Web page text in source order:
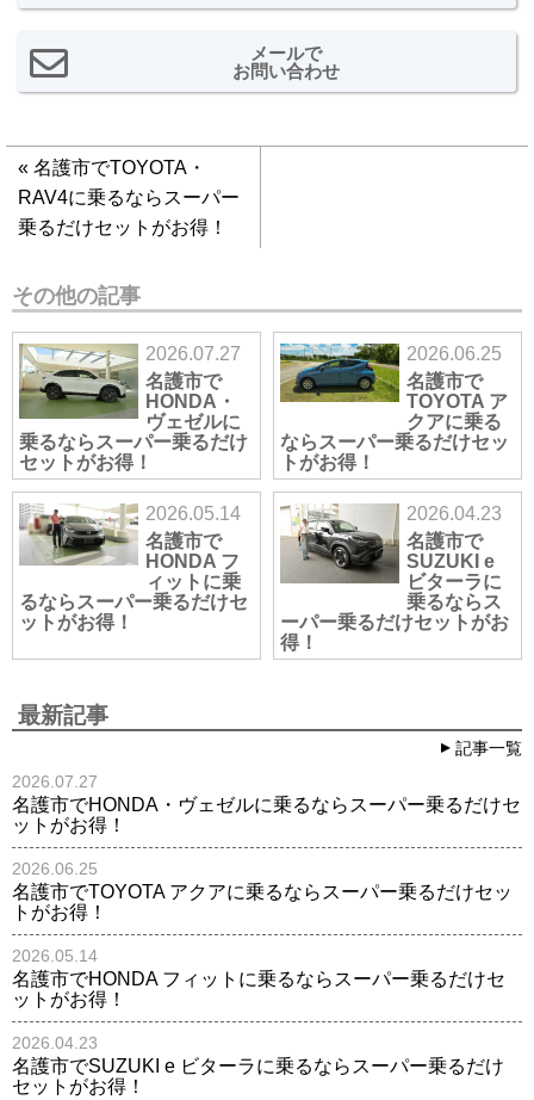
メールで
お問い合わせ
« 名護市でTOYOTA・
RAV4に乗るならスーパー
乗るだけセットがお得！
その他の記事
2026.07.27
名護市で
HONDA・
ヴェゼルに
乗るならスーパー乗るだけ
セットがお得！
2026.06.25
名護市で
TOYOTA ア
クアに乗る
ならスーパー乗るだけセッ
トがお得！
2026.05.14
名護市で
HONDA フ
ィットに乗
るならスーパー乗るだけセ
ットがお得！
2026.04.23
名護市で
SUZUKI e
ビターラに
乗るならス
ーパー乗るだけセットがお
得！
最新記事
記事一覧
2026.07.27
名護市でHONDA・ヴェゼルに乗るならスーパー乗るだけセ
ットがお得！
2026.06.25
名護市でTOYOTA アクアに乗るならスーパー乗るだけセッ
トがお得！
2026.05.14
名護市でHONDA フィットに乗るならスーパー乗るだけセ
ットがお得！
2026.04.23
名護市でSUZUKI e ビターラに乗るならスーパー乗るだけ
セットがお得！